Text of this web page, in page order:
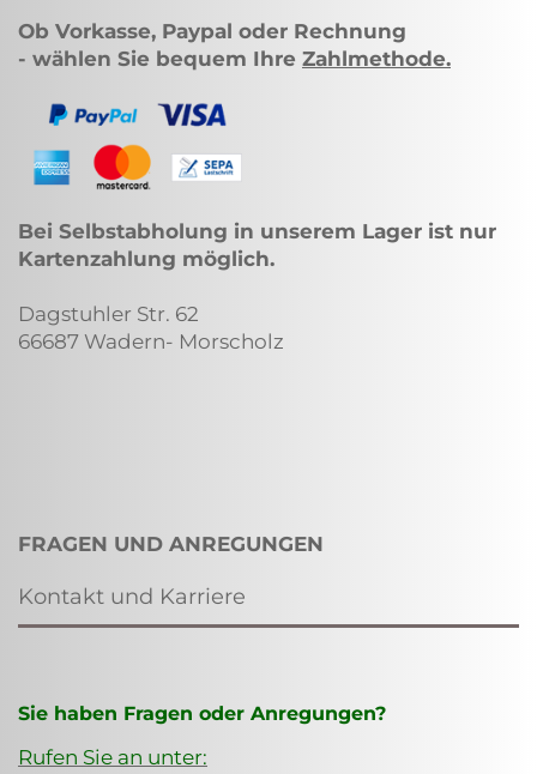
Ob Vorkasse, Paypal oder Rechnung
- wählen Sie bequem Ihre Zahlmethode.
Bei Selbstabholung in unserem Lager ist nur
Kartenzahlung möglich.
Dagstuhler Str. 62
66687 Wadern- Morscholz
FRAGEN UND ANREGUNGEN
Kontakt und Karriere
Sie haben Fragen oder Anregungen?
Rufen Sie an unter: